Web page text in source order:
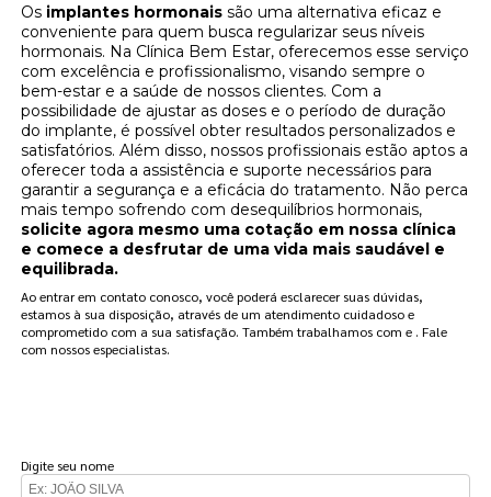
Os implantes hormonais são uma alternativa eficaz e
conveniente para quem busca regularizar seus níveis
hormonais. Na Clínica Bem Estar, oferecemos esse serviço
com excelência e profissionalismo, visando sempre o
bem-estar e a saúde de nossos clientes. Com a
possibilidade de ajustar as doses e o período de duração
do implante, é possível obter resultados personalizados e
satisfatórios. Além disso, nossos profissionais estão aptos a
oferecer toda a assistência e suporte necessários para
garantir a segurança e a eficácia do tratamento. Não perca
mais tempo sofrendo com desequilíbrios hormonais,
solicite agora mesmo uma cotação em nossa clínica
e comece a desfrutar de uma vida mais saudável e
equilibrada.
Ao entrar em contato conosco, você poderá esclarecer suas dúvidas,
estamos à sua disposição, através de um atendimento cuidadoso e
comprometido com a sua satisfação. Também trabalhamos com e . Fale
com nossos especialistas.
Digite seu nome